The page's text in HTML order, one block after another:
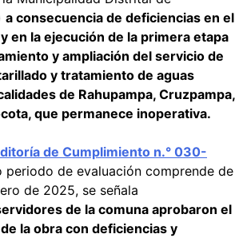
a consecuencia de deficiencias en el
en la ejecución de la primera etapa
y ampliación del servicio de
y tratamiento de aguas
de Rahupampa, Cruzpampa,
que permanece inoperativa.
de Cumplimiento n.° 030-
periodo de evaluación comprende de
de 2025, se señala
de la comuna aprobaron el
la obra con deficiencias y